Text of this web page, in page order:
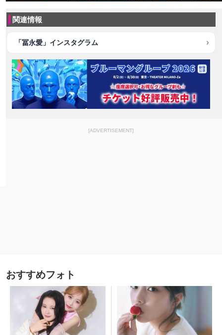
関連情報
「冨永愛」インスタグラム
[ADVERTISEMENT]
おすすめフォト